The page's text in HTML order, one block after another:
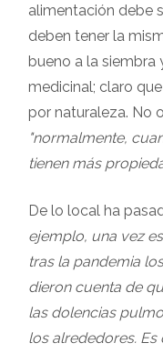
alimentación debe
deben tener la
bueno a la siembra
medicinal; claro
por naturaleza. No
"normalmente,
tienen más
De lo local ha
ejemplo, una vez
tras la pandemia
dieron cuenta de
las dolencias
los alrededores. Es